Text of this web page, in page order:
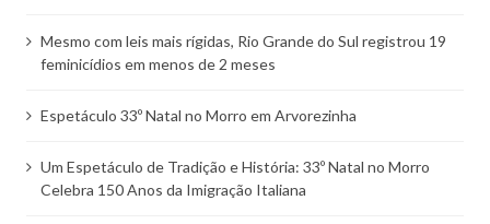
Mesmo com leis mais rígidas, Rio Grande do Sul registrou 19
feminicídios em menos de 2 meses
Espetáculo 33º Natal no Morro em Arvorezinha
Um Espetáculo de Tradição e História: 33º Natal no Morro
Celebra 150 Anos da Imigração Italiana